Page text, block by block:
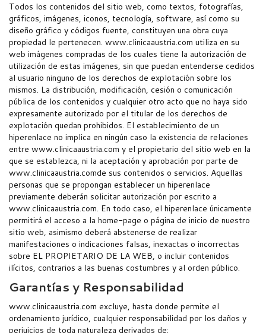
Todos los contenidos del sitio web, como textos, fotografías,
gráficos, imágenes, iconos, tecnología, software, así como su
diseño gráfico y códigos fuente, constituyen una obra cuya
propiedad le pertenecen. www.clinicaaustria.com utiliza en su
web imágenes compradas de los cuales tiene la autorización de
utilización de estas imágenes, sin que puedan entenderse cedidos
al usuario ninguno de los derechos de explotación sobre los
mismos. La distribución, modificación, cesión o comunicación
pública de los contenidos y cualquier otro acto que no haya sido
expresamente autorizado por el titular de los derechos de
explotación quedan prohibidos. El establecimiento de un
hiperenlace no implica en ningún caso la existencia de relaciones
entre www.clinicaaustria.com y el propietario del sitio web en la
que se establezca, ni la aceptación y aprobación por parte de
www.clinicaaustria.comde sus contenidos o servicios. Aquellas
personas que se propongan establecer un hiperenlace
previamente deberán solicitar autorización por escrito a
www.clinicaaustria.com. En todo caso, el hiperenlace únicamente
permitirá el acceso a la home-page o página de inicio de nuestro
sitio web, asimismo deberá abstenerse de realizar
manifestaciones o indicaciones falsas, inexactas o incorrectas
sobre EL PROPIETARIO DE LA WEB, o incluir contenidos
ilícitos, contrarios a las buenas costumbres y al orden público.
Garantías y Responsabilidad
www.clinicaaustria.com excluye, hasta donde permite el
ordenamiento jurídico, cualquier responsabilidad por los daños y
perjuicios de toda naturaleza derivados de: